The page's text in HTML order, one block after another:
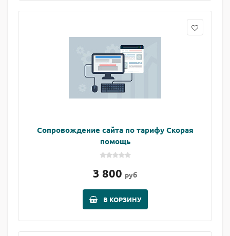
Сопровождение сайта по тарифу Скорая
помощь
3 800 руб
В КОРЗИНУ